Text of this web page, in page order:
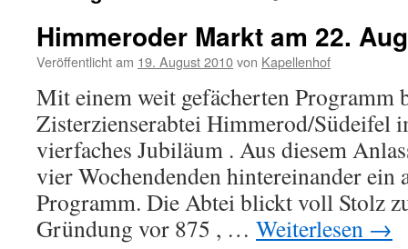
Himmeroder Markt am 22.
Veröffentlicht am 19. August 2010von Kapellenhof
Mit einem weit gefächerten Programm
Zisterzienserabtei Himmerod/Südeifel
vierfaches Jubiläum . Aus diesem
vier Wochendenden hintereinander ein
Programm. Die Abtei blickt voll Stolz
Gründung vor 875 , … Weiterlesen →